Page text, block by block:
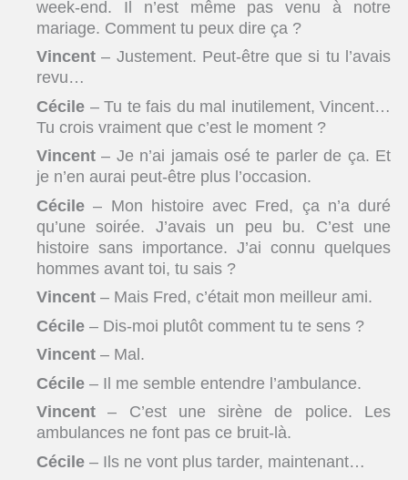
week-end. Il n’est même pas venu à notre
mariage. Comment tu peux dire ça ?
Vincent – Justement. Peut-être que si tu l’avais
revu…
Cécile – Tu te fais du mal inutilement, Vincent…
Tu crois vraiment que c’est le moment ?
Vincent – Je n’ai jamais osé te parler de ça. Et
je n’en aurai peut-être plus l’occasion.
Cécile – Mon histoire avec Fred, ça n’a duré
qu’une soirée. J’avais un peu bu. C’est une
histoire sans importance. J’ai connu quelques
hommes avant toi, tu sais ?
Vincent – Mais Fred, c’était mon meilleur ami.
Cécile – Dis-moi plutôt comment tu te sens ?
Vincent – Mal.
Cécile – Il me semble entendre l’ambulance.
Vincent – C’est une sirène de police. Les
ambulances ne font pas ce bruit-là.
Cécile – Ils ne vont plus tarder, maintenant…